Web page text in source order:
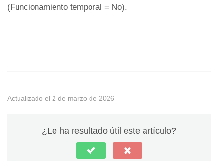
(Funcionamiento temporal = No).
Actualizado el 2 de marzo de 2026
¿Le ha resultado útil este artículo?